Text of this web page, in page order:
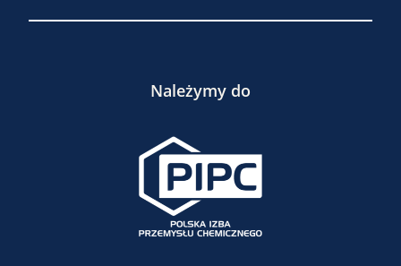
Należymy do